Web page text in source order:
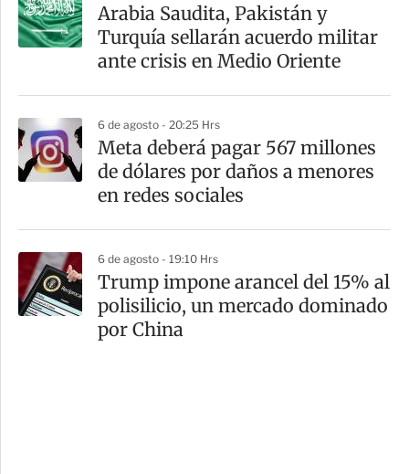
Arabia Saudita, Pakistán y
Turquía sellarán acuerdo militar
ante crisis en Medio Oriente
6 de agosto - 20:25 Hrs
Meta deberá pagar 567 millones
de dólares por daños a menores
en redes sociales
6 de agosto - 19:10 Hrs
Trump impone arancel del 15% al
polisilicio, un mercado dominado
por China